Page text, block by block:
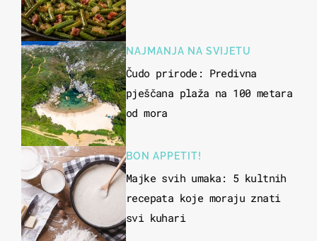
NAJMANJA NA SVIJETU
Čudo prirode: Predivna
pješčana plaža na 100 metara
od mora
BON APPETIT!
Majke svih umaka: 5 kultnih
recepata koje moraju znati
svi kuhari